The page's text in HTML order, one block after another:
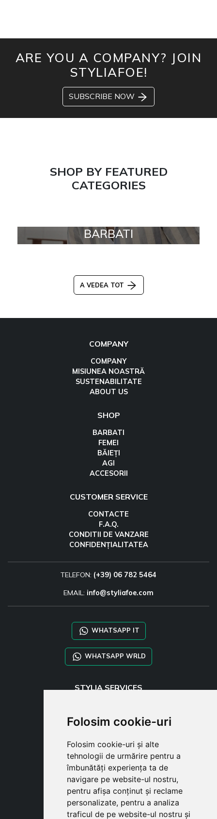
Folosim cookie-uri
Folosim cookie-uri și alte
tehnologii de urmărire pentru a
îmbunătăți experiența ta de
navigare pe website-ul nostru,
pentru afișa conținut și reclame
personalizate, pentru a analiza
traficul de pe website-ul nostru și
ARE YOU A COMPANY? JOIN
STYLIAFOE!
SUBSCRIBE NOW
SHOP BY FEATURED
CATEGORIES
BARBATI
A VEDEA TOT
COMPANY
COMPANY
MISIUNEA NOASTRĂ
SUSTENABILITATE
ABOUT US
SHOP
BARBATI
FEMEI
BĂIEȚI
AGI
ACCESORII
CUSTOMER SERVICE
CONTACTE
F.A.Q.
CONDITII DE VANZARE
CONFIDENȚIALITATEA
TELEFON: (+39) 06 782 5464
EMAIL: info@styliafoe.com
WHATSAPP IT
WHATSAPP WRLD
STYLIA SERVICES
TAYLOR MADE ORDERS
DROPSHIPPING
USER
SUBSCRIBE
AUTENTIFICARE
CART